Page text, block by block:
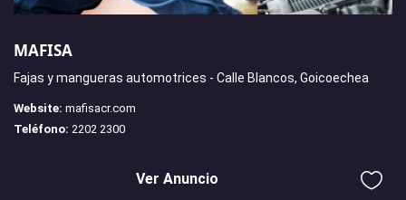
MAFISA
Fajas y mangueras automotrices - Calle Blancos, Goicoechea
Website: mafisacr.com
Teléfono: 2202 2300
Ver Anuncio